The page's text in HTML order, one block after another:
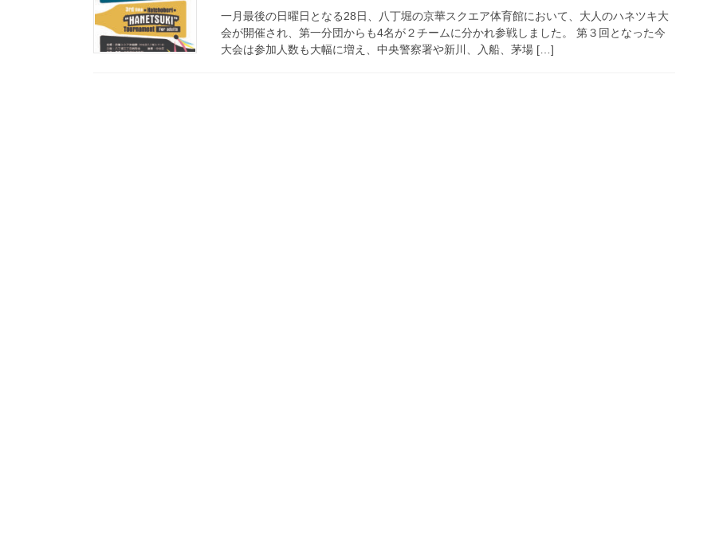
一月最後の日曜日となる28日、八丁堀の京華スクエア体育館において、大人のハネツキ大
会が開催され、第一分団からも4名が２チームに分かれ参戦しました。 第３回となった今
大会は参加人数も大幅に増え、中央警察署や新川、入船、茅場 […]